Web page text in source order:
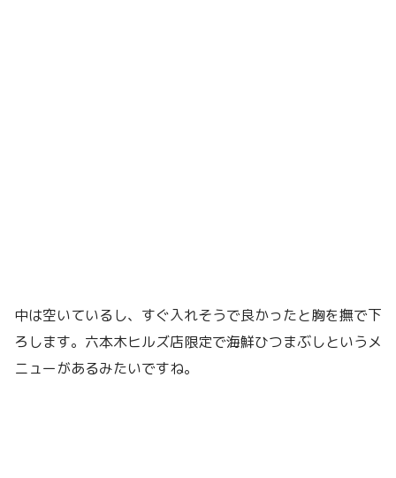
中は空いているし、すぐ入れそうで良かったと胸を撫で下
ろします。六本木ヒルズ店限定で海鮮ひつまぶしというメ
ニューがあるみたいですね。